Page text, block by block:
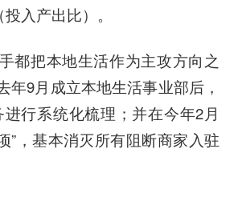
入产出比）。
都把本地生活作为主攻方向之
年9月成立本地生活事业部后，
行系统化梳理；并在今年2月
”，基本消灭所有阻断商家入驻